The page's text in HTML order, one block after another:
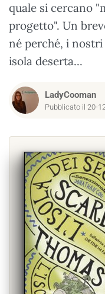
quale si cercano
progetto". Un
né perché, i
isola deserta...
LadyCooman
Pubblicato il 20-